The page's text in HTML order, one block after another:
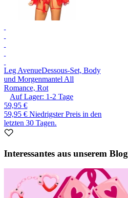
Leg AvenueDessous-Set, Body
und Morgenmantel All
Romance, Rot
Auf Lager: 1-2 Tage
59,95 €
59,95 € Niedrigster Preis in den
letzten 30 Tagen.
Interessantes aus unserem Blog